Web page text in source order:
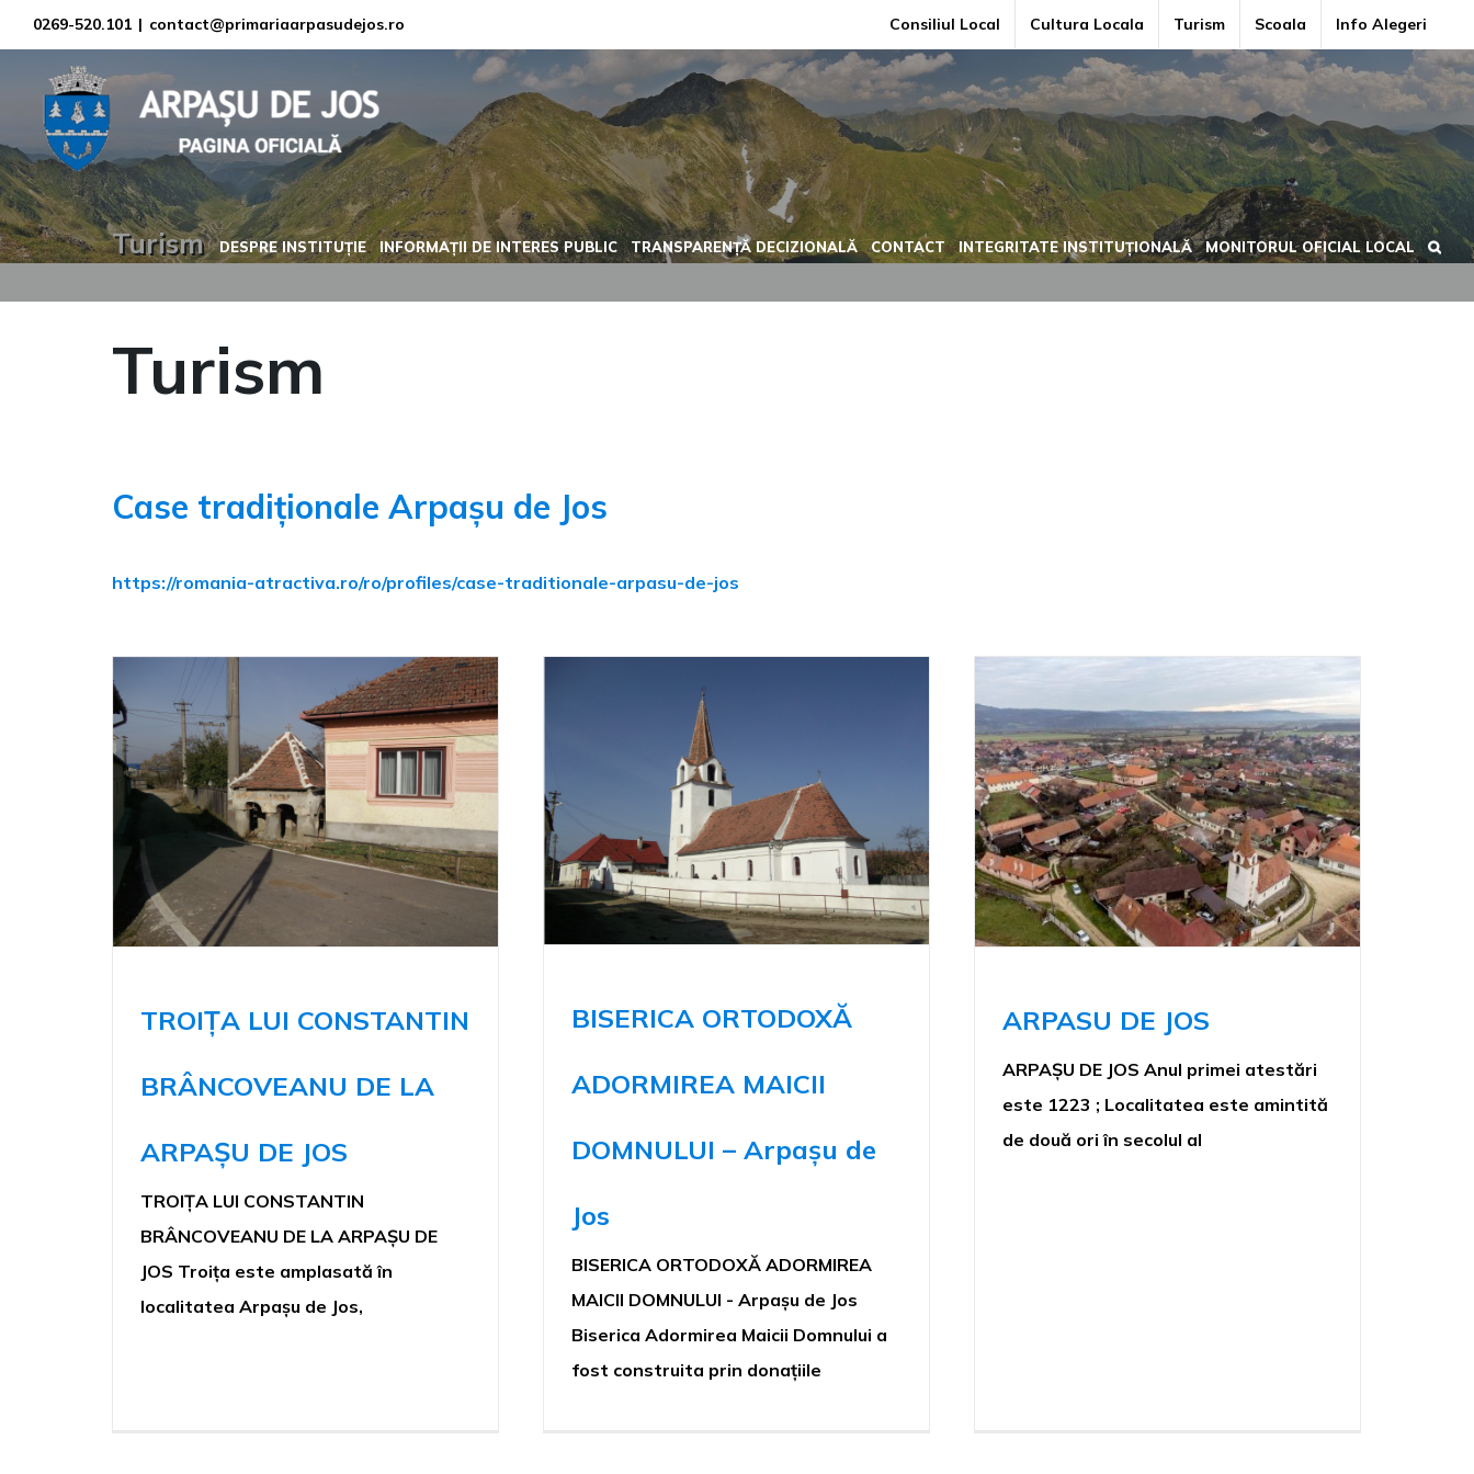
Skip
to
content
0269-520.101 | contact@primariaarpasudejos.ro Consiliul Local Cultura Locala Turism Scoala Info Alegeri
DESPRE INSTITUȚIE INFORMAȚII DE INTERES PUBLIC TRANSPARENȚĂ DECIZIONALĂ CONTACT INTEGRITATE INSTITUȚIONALĂ MONITORUL OFICIAL LOCAL
Turism
Turism
Case tradiționale Arpașu de Jos
https://romania-atractiva.ro/ro/profiles/case-traditionale-arpasu-de-jos
TROIȚA LUI CONSTANTIN
BRÂNCOVEANU DE LA
ARPAȘU DE JOS
TROIȚA LUI CONSTANTIN
BRÂNCOVEANU DE LA ARPAȘU DE
JOS Troița este amplasată în
localitatea Arpașu de Jos,
BISERICA ORTODOXĂ
ADORMIREA MAICII
DOMNULUI – Arpașu de
Jos
BISERICA ORTODOXĂ ADORMIREA
MAICII DOMNULUI - Arpașu de Jos
Biserica Adormirea Maicii Domnului a
fost construita prin donațiile
ARPASU DE JOS
ARPAȘU DE JOS Anul primei atestări
este 1223 ; Localitatea este amintită
de două ori în secolul al